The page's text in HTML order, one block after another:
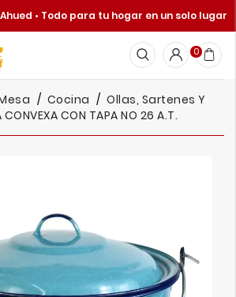
• Todo para tu hogar en un solo lugar
0
Cocina
Ollas, Sartenes Y
CON TAPA NO 26 A.T.